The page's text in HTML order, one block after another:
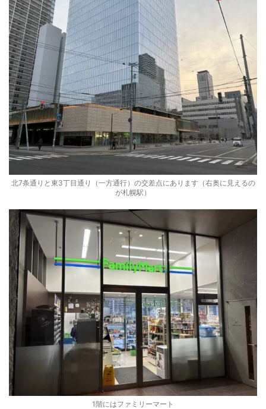
北7条通りと東3丁目通り（一方通行）の交差点にあります（右奥に見えるの
が札幌駅）
1階にはファミリーマート